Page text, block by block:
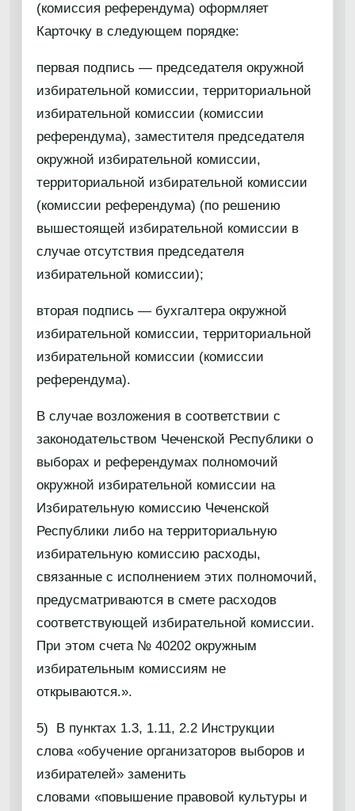
(комиссия референдума) оформляет
Карточку в следующем порядке:
первая подпись — председателя окружной
избирательной комиссии, территориальной
избирательной комиссии (комиссии
референдума), заместителя председателя
окружной избирательной комиссии,
территориальной избирательной комиссии
(комиссии референдума) (по решению
вышестоящей избирательной комиссии в
случае отсутствия председателя
избирательной комиссии);
вторая подпись — бухгалтера окружной
избирательной комиссии, территориальной
избирательной комиссии (комиссии
референдума).
В случае возложения в соответствии с
законодательством Чеченской Республики о
выборах и референдумах полномочий
окружной избирательной комиссии на
Избирательную комиссию Чеченской
Республики либо на территориальную
избирательную комиссию расходы,
связанные с исполнением этих полномочий,
предусматриваются в смете расходов
соответствующей избирательной комиссии.
При этом счета № 40202 окружным
избирательным комиссиям не
открываются.».
5) В пунктах 1.3, 1.11, 2.2 Инструкции
слова «обучение организаторов выборов и
избирателей» заменить
словами «повышение правовой культуры и